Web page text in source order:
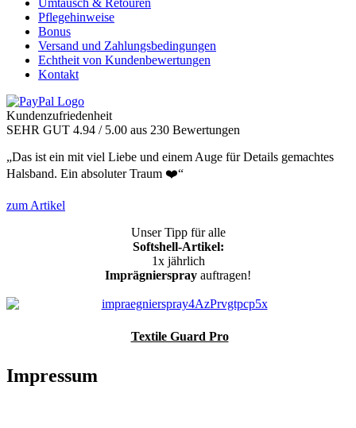
Umtausch & Retouren
Pflegehinweise
Bonus
Versand und Zahlungsbedingungen
Echtheit von Kundenbewertungen
Kontakt
Kundenzufriedenheit
SEHR GUT 4.94 / 5.00 aus 230 Bewertungen
„Das ist ein mit viel Liebe und einem Auge für Details gemachtes
Halsband. Ein absoluter Traum ❤️“
zum Artikel
Unser Tipp für alle
Softshell-Artikel:
1x jährlich
Imprägnierspray auftragen!
Textile Guard Pro
Impressum